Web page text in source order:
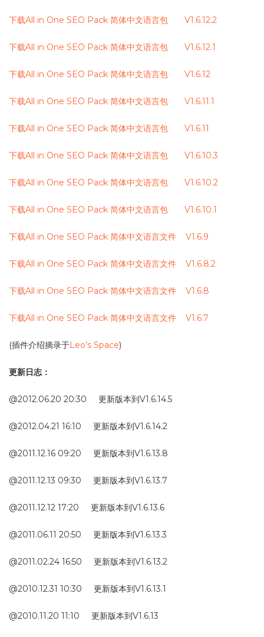
下载All in One SEO Pack 简体中文语言包 V1.6.12.2
下载All in One SEO Pack 简体中文语言包 V1.6.12.1
下载All in One SEO Pack 简体中文语言包 V1.6.12
下载All in One SEO Pack 简体中文语言包 V1.6.11.1
下载All in One SEO Pack 简体中文语言包 V1.6.11
下载All in One SEO Pack 简体中文语言包 V1.6.10.3
下载All in One SEO Pack 简体中文语言包 V1.6.10.2
下载All in One SEO Pack 简体中文语言包 V1.6.10.1
下载All in One SEO Pack 简体中文语言文件 V1.6.9
下载All in One SEO Pack 简体中文语言文件 V1.6.8.2
下载All in One SEO Pack 简体中文语言文件 V1.6.8
下载All in One SEO Pack 简体中文语言文件 V1.6.7
(插件介绍摘录于Leo’s Space)
更新日志：
@2012.06.20 20:30 更新版本到V1.6.14.5
@2012.04.21 16:10 更新版本到V1.6.14.2
@2011.12.16 09:20 更新版本到V1.6.13.8
@2011.12.13 09:30 更新版本到V1.6.13.7
@2011.12.12 17:20 更新版本到V1.6.13.6
@2011.06.11 20:50 更新版本到V1.6.13.3
@2011.02.24 16:50 更新版本到V1.6.13.2
@2010.12.31 10:30 更新版本到V1.6.13.1
@2010.11.20 11:10 更新版本到V1.6.13